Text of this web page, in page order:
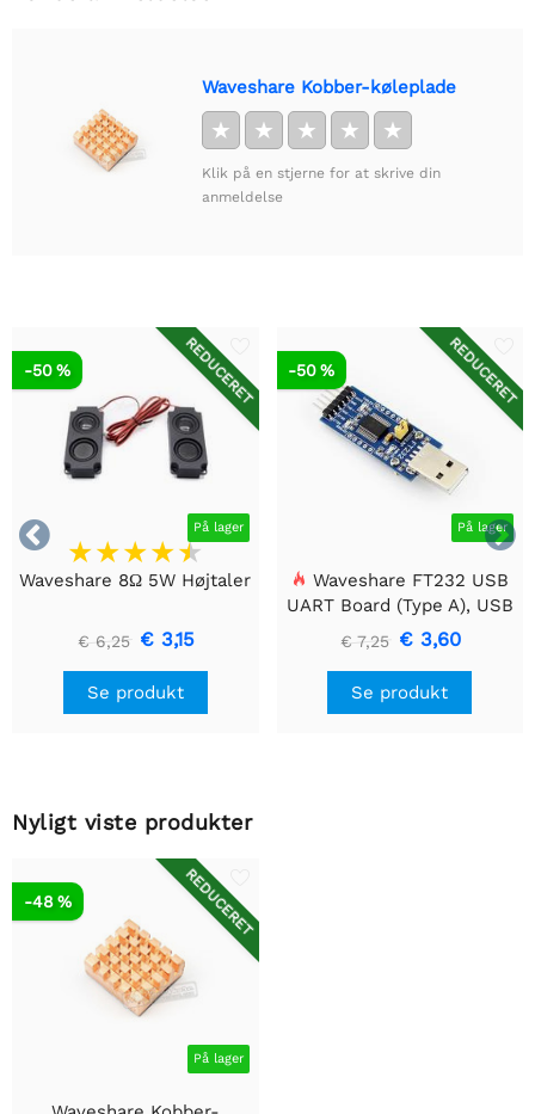
Waveshare Kobber-køleplade
★ ★ ★ ★ ★
Klik på en stjerne for at skrive din
anmeldelse


REDUCERET
På lager
-50 %
Waveshare 8Ω 5W Højtaler
€ 6,25 € 3,15
Se produkt
REDUCERET
På lager
-50 %
Waveshare FT232 USB
UART Board (Type A), USB
til TTL (UART)
kommunikationsmodul
€ 7,25 € 3,60
Se produkt
Nyligt viste produkter
REDUCERET
På lager
-48 %